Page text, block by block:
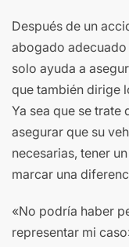
Después de un
abogado
solo ayuda a
que también dirige
Ya sea que se
asegurar que su
necesarias, tener
marcar una
«No podría haber
representar mi